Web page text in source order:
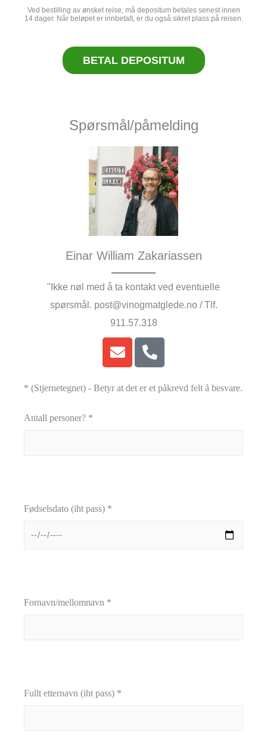
Ved bestilling av ønsket reise, må depositum betales senest innen
14 dager. Når beløpet er innbetalt, er du også sikret plass på reisen.
BETAL DEPOSITUM
Spørsmål/påmelding
Einar William Zakariassen
"Ikke nøl med å ta kontakt ved eventuelle
spørsmål. post@vinogmatglede.no / Tlf.
911.57.318
* (Stjernetegnet) - Betyr at det er et påkrevd felt å besvare.
Antall personer? *
Fødselsdato (iht pass) *
Fornavn/mellomnavn *
Fullt etternavn (iht pass) *